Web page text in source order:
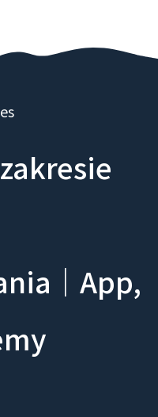
｜App,